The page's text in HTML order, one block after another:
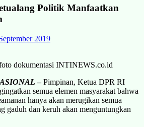
Politik Manfaatkan
2019
dokumentasi INTINEWS.co.id
–Pimpinan, Ketua DPR RI
semua elemen masyarakat bahwa
hanya akan merugikan semua
gaduh dan keruh akan menguntungkan